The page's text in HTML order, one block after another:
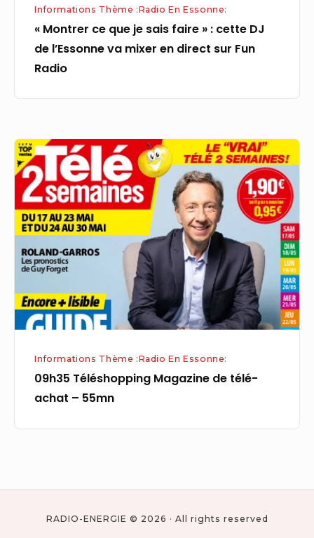
l’Essonne
mixer
Fun
Radio
Informations Thème :Radio En Essonne:
« Montrer ce que je sais faire » : cette DJ
de l’Essonne va mixer en direct sur Fun
Radio
09h35
Téléshopping
Magazine
de
télé-
achat
Informations Thème :Radio En Essonne:
09h35 Téléshopping Magazine de télé-
achat – 55mn
RADIO-ENERGIE © 2026 · All rights reserved